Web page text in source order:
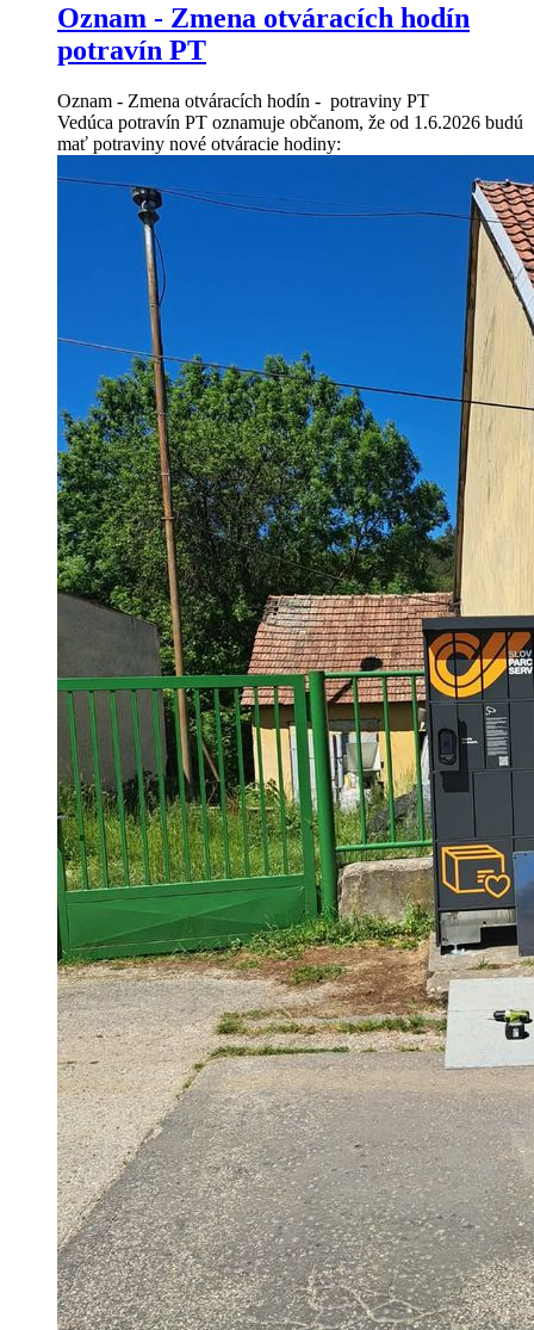
Oznam - Zmena otváracích hodín
potravín PT
Oznam - Zmena otváracích hodín - potraviny PT
Vedúca potravín PT oznamuje občanom, že od 1.6.2026 budú
mať potraviny nové otváracie hodiny: